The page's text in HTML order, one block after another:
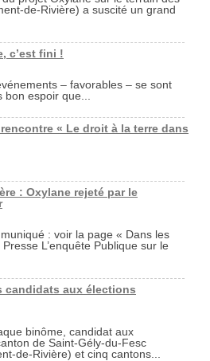
de-Rivière) a suscité un grand
c’est fini !
– favorables – se sont
espoir que...
« Le droit à la terre dans
: Oxylane rejeté par le
: voir la page « Dans les
L’enquête Publique sur le
candidats aux élections
binôme, candidat aux
de Saint-Gély-du-Fesc
de-Rivière) et cinq cantons...